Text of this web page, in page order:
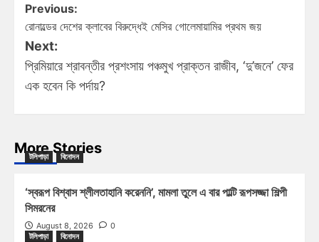
Previous:
রোনাল্ডের দেশের ক্লাবের বিরুদ্ধেই মেসির গোলেমায়ামির প্রথম জয়
Next:
প্রিমিয়ারে শ্রাবন্তীর প্রশংসায় পঞ্চমুখ প্রাক্তন রাজীব, ‘দু’জনে’ ফের
এক হবেন কি পর্দায়?
More Stories
টলিপাড়া বিনোদন
‘স্বরূপ বিশ্বাস শ্লীলতাহানি করেননি’, মামলা তুলে এ বার পাল্টি রূপসজ্জা শিল্পী
সিমরনের
August 8, 2026
0
টলিপাড়া
বিনোদন